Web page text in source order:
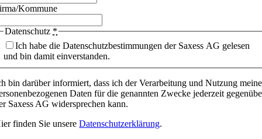
Kommune
Datenschutz *
Ich habe die Datenschutzbestimmungen der Saxess AG gelesen
und bin damit einverstanden.
bin darüber informiert, dass ich der Verarbeitung und Nutzung
Daten für die genannten Zwecke jederzeit
Saxess AG widersprechen kann.
finden Sie unsereDatenschutzerklärung.